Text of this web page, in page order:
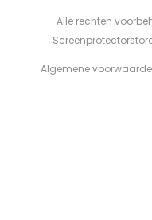
Alle rechten
Algemene